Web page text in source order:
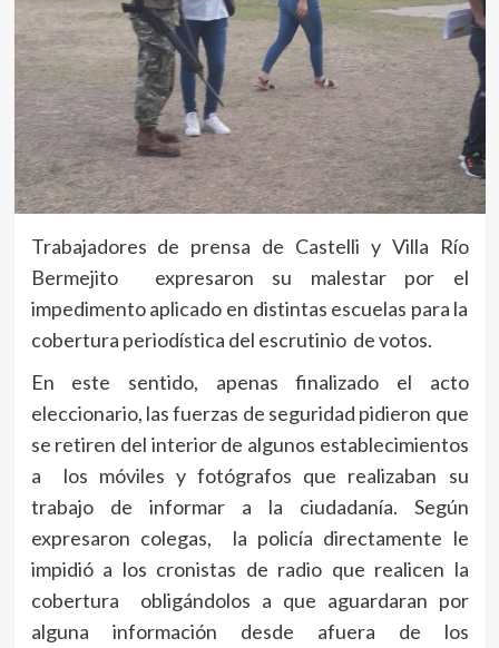
Trabajadores de prensa de Castelli y Villa Río
Bermejito expresaron su malestar por el
impedimento aplicado en distintas escuelas para la
cobertura periodística del escrutinio de votos.
En este sentido, apenas finalizado el acto
eleccionario, las fuerzas de seguridad pidieron que
se retiren del interior de algunos establecimientos
a los móviles y fotógrafos que realizaban su
trabajo de informar a la ciudadanía. Según
expresaron colegas, la policía directamente le
impidió a los cronistas de radio que realicen la
cobertura obligándolos a que aguardaran por
alguna información desde afuera de los